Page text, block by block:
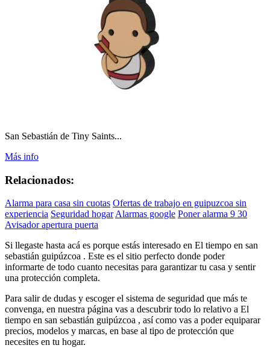
San Sebastián de Tiny Saints...
Más info
Relacionados:
Alarma para casa sin cuotas Ofertas de trabajo en guipuzcoa sin
experiencia Seguridad hogar Alarmas google Poner alarma 9 30
Avisador apertura puerta
Si llegaste hasta acá es porque estás interesado en El tiempo en san
sebastián guipúzcoa . Este es el sitio perfecto donde poder
informarte de todo cuanto necesitas para garantizar tu casa y sentir
una protección completa.
Para salir de dudas y escoger el sistema de seguridad que más te
convenga, en nuestra página vas a descubrir todo lo relativo a El
tiempo en san sebastián guipúzcoa , así como vas a poder equiparar
precios, modelos y marcas, en base al tipo de protección que
necesites en tu hogar.